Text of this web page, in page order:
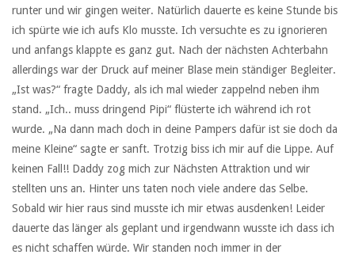
runter und wir gingen weiter. Natürlich dauerte es keine Stunde bis
ich spürte wie ich aufs Klo musste. Ich versuchte es zu ignorieren
und anfangs klappte es ganz gut. Nach der nächsten Achterbahn
allerdings war der Druck auf meiner Blase mein ständiger Begleiter.
„Ist was?“ fragte Daddy, als ich mal wieder zappelnd neben ihm
stand. „Ich.. muss dringend Pipi“ flüsterte ich während ich rot
wurde. „Na dann mach doch in deine Pampers dafür ist sie doch da
meine Kleine“ sagte er sanft. Trotzig biss ich mir auf die Lippe. Auf
keinen Fall!! Daddy zog mich zur Nächsten Attraktion und wir
stellten uns an. Hinter uns taten noch viele andere das Selbe.
Sobald wir hier raus sind musste ich mir etwas ausdenken! Leider
dauerte das länger als geplant und irgendwann wusste ich dass ich
es nicht schaffen würde. Wir standen noch immer in der